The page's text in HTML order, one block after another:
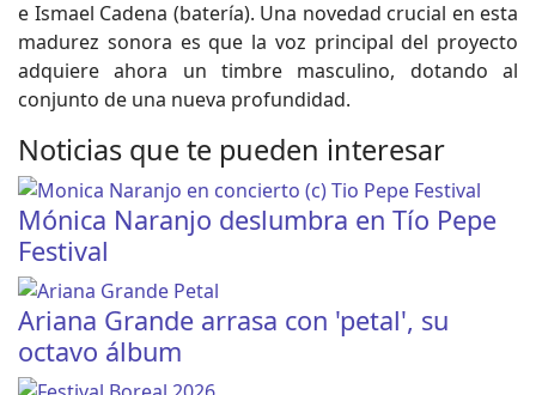
e Ismael Cadena (batería). Una novedad crucial en esta
madurez sonora es que la voz principal del proyecto
adquiere ahora un timbre masculino, dotando al
conjunto de una nueva profundidad.
Noticias que te pueden interesar
Mónica Naranjo deslumbra en Tío Pepe
Festival
Ariana Grande arrasa con 'petal', su
octavo álbum